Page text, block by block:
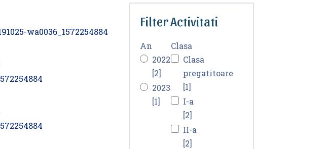
Filter Activitati
An
2022
[2]
2023
[1]
Clasa
Clasa
pregatitoare
[1]
I-a
[2]
II-a
[2]